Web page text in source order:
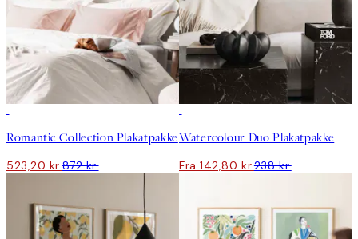
Romantic Collection Plakatpakke
523,20 kr.872 kr.
Watercolour Duo Plakatpakke
Fra 142,80 kr.238 kr.